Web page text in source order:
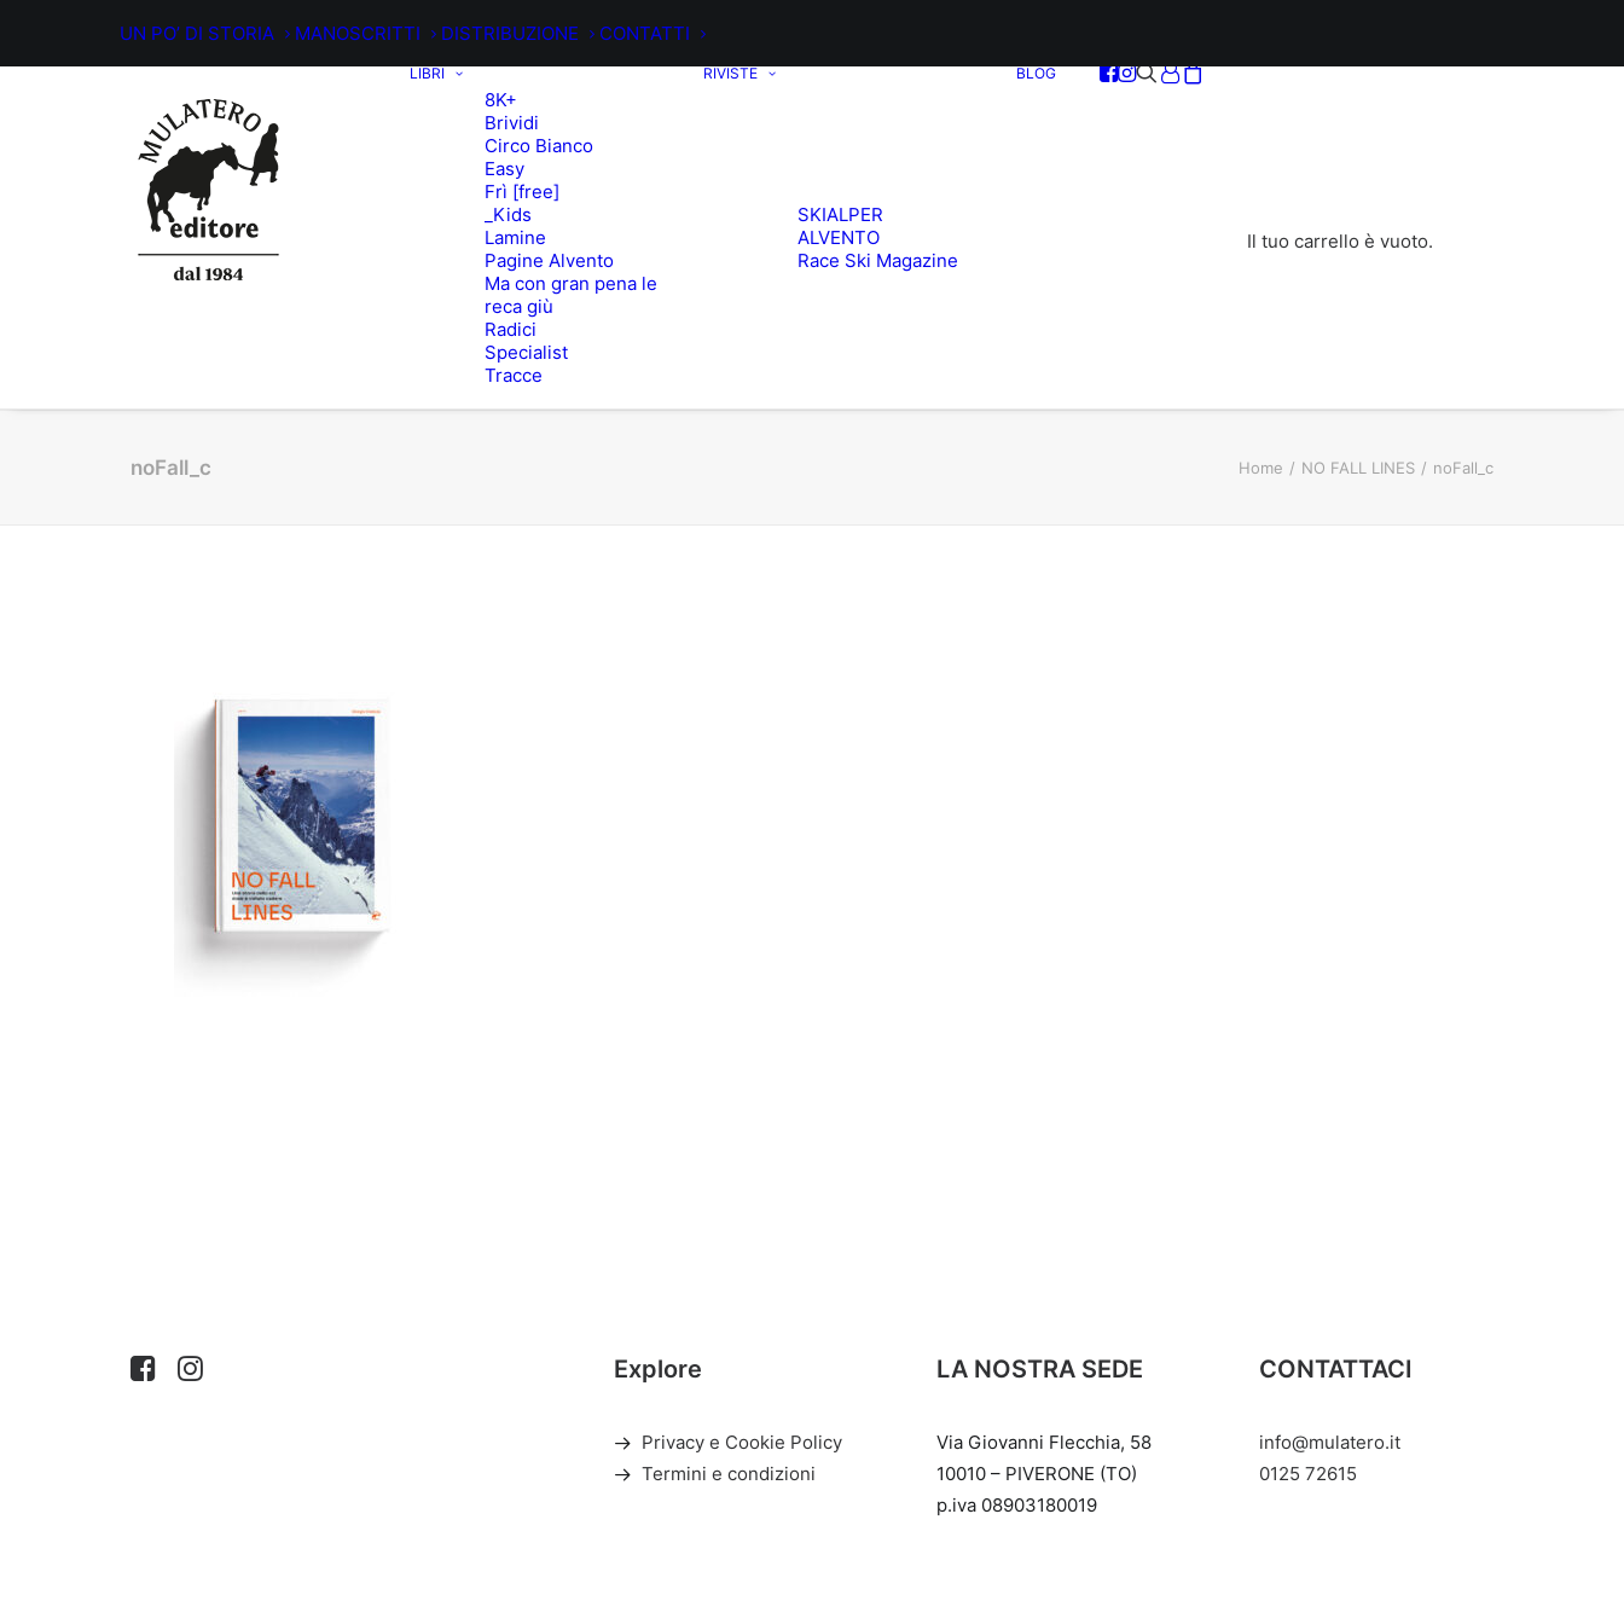
UN PO’ DI STORIA MANOSCRITTI DISTRIBUZIONE CONTATTI
LIBRI
8K+
Brividi
Circo Bianco
Easy
Frì [free]
_Kids
Lamine
Pagine Alvento
Ma con gran pena le
reca giù
Radici
Specialist
Tracce
RIVISTE
SKIALPER
ALVENTO
Race Ski Magazine
BLOG
Il tuo carrello è vuoto.
noFall_c Home NO FALL LINES noFall_c
Explore
Privacy e Cookie Policy
Termini e condizioni
LA NOSTRA SEDE
Via Giovanni Flecchia, 58
10010 – PIVERONE (TO)
p.iva 08903180019
CONTATTACI
info@mulatero.it
‭0125 72615‬